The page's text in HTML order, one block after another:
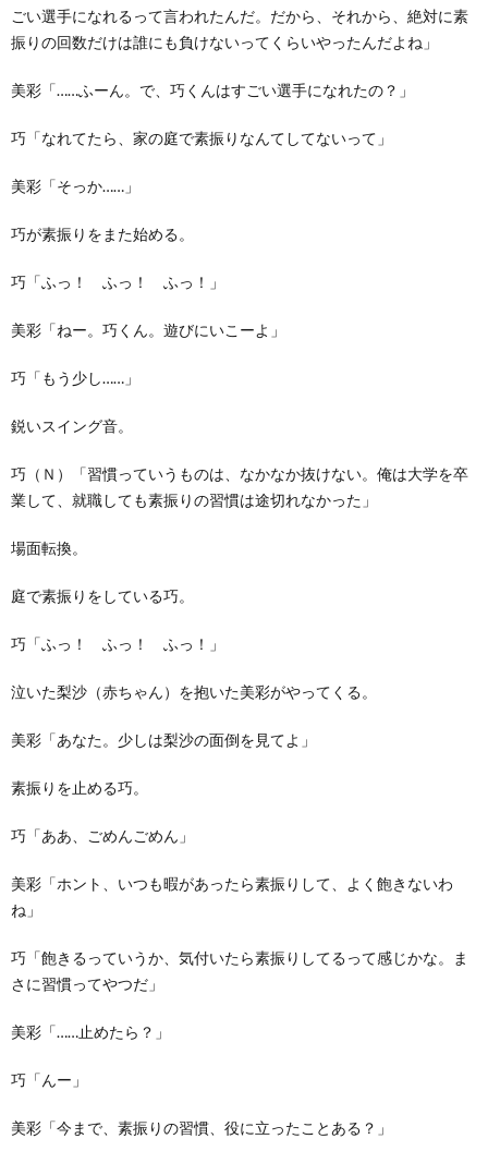
ごい選手になれるって言われたんだ。だから、それから、絶対に素
振りの回数だけは誰にも負けないってくらいやったんだよね」
美彩「……ふーん。で、巧くんはすごい選手になれたの？」
巧「なれてたら、家の庭で素振りなんてしてないって」
美彩「そっか……」
巧が素振りをまた始める。
巧「ふっ！ ふっ！ ふっ！」
美彩「ねー。巧くん。遊びにいこーよ」
巧「もう少し……」
鋭いスイング音。
巧（Ｎ）「習慣っていうものは、なかなか抜けない。俺は大学を卒
業して、就職しても素振りの習慣は途切れなかった」
場面転換。
庭で素振りをしている巧。
巧「ふっ！ ふっ！ ふっ！」
泣いた梨沙（赤ちゃん）を抱いた美彩がやってくる。
美彩「あなた。少しは梨沙の面倒を見てよ」
素振りを止める巧。
巧「ああ、ごめんごめん」
美彩「ホント、いつも暇があったら素振りして、よく飽きないわ
ね」
巧「飽きるっていうか、気付いたら素振りしてるって感じかな。ま
さに習慣ってやつだ」
美彩「……止めたら？」
巧「んー」
美彩「今まで、素振りの習慣、役に立ったことある？」